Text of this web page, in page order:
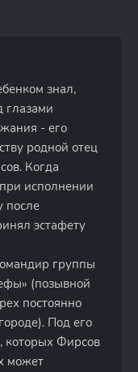
знал,
глазами
- его
родной отец
Когда
исполнении
после
эстафету
группы
(позывной
постоянно
Под его
которых Фирсов
может